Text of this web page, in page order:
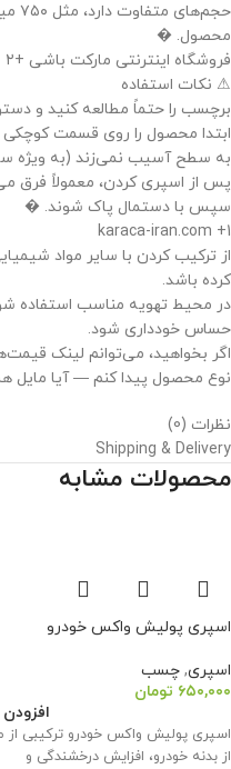
محصول. �
فروشگاه اینترنتی مارکت باشی +۲
⚠ نکات استفاده
برچسب را حتماً مطالعه کنید و
ابتدا محصول را روی قسمت
به سطح آسیب نمی‌زند (به ویژه
پس از اسپری کردن، معمولاً فرق
سپس با دستمال پاک شوند. �
karaca-iran.com +1
از ترکیب کردن با سایر مواد
کرده باشد.
در محیط تهویه مناسب استفاده
حساس خودداری شود.
اگر بخواهید، می‌توانم لینک
نوع محصول پیدا کنم — آیا مایل
نظرات (0)
Shipping & Delivery
محصولات مشابه
اسپری پولیش واکس خودرو
اسپری, چسب
۶۵۰,۰۰۰ تومان
اسپری پولیش واکس خودرو ترکیبی از
از بدنه خودرو، افزایش درخشندگی و